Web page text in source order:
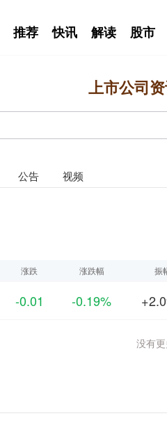
推荐 快讯 解读 股市
上市公司
公告 视频
涨跌 涨跌幅 振
-0.01 -0.19%
没有